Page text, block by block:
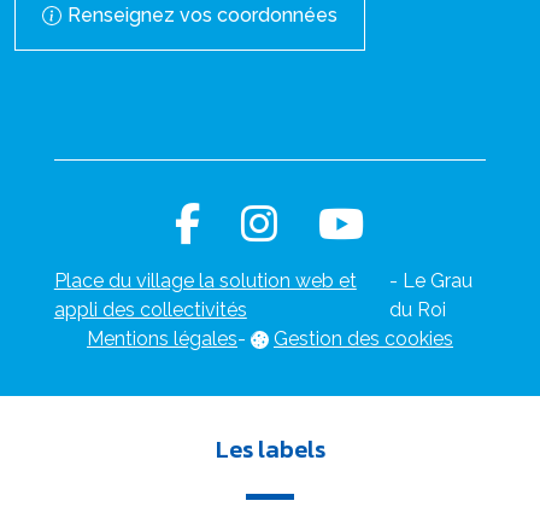
Renseignez vos coordonnées
Place du village la solution web et
appli des collectivités
- Le Grau
du Roi
Mentions légales- Gestion des cookies
Les labels